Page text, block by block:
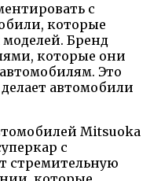
с
которые
Бренд
которые они
Это
автомобили
Mitsuoka
с
стремительную